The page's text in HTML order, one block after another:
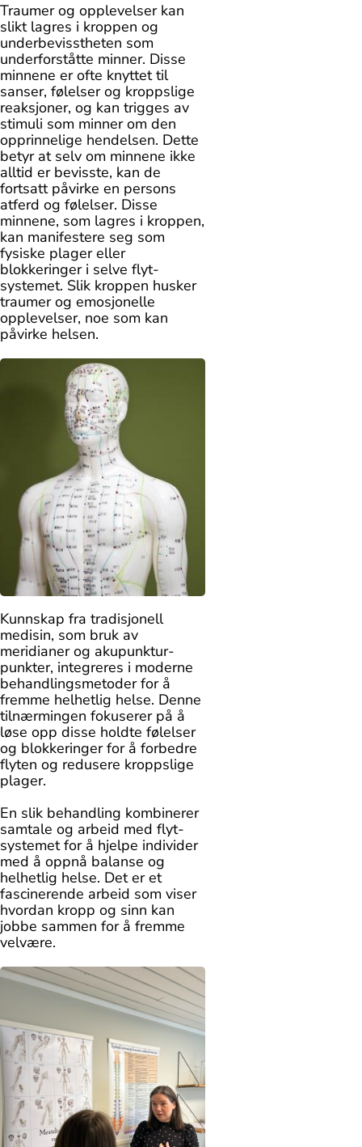
Traumer og opplevelser kan
slikt lagres i kroppen og
underbevisstheten som
underforståtte minner. Disse
minnene er ofte knyttet til
sanser, følelser og kroppslige
reaksjoner, og kan trigges av
stimuli som minner om den
opprinnelige hendelsen. Dette
betyr at selv om minnene ikke
alltid er bevisste, kan de
fortsatt påvirke en persons
atferd og følelser. Disse
minnene, som lagres i kroppen,
kan manifestere seg som
fysiske plager eller
blokkeringer i selve flyt-
systemet. Slik kroppen husker
traumer og emosjonelle
opplevelser, noe som kan
påvirke helsen.
Kunnskap fra tradisjonell
medisin, som bruk av
meridianer og akupunktur-
punkter, integreres i moderne
behandlingsmetoder for å
fremme helhetlig helse. Denne
tilnærmingen fokuserer på å
løse opp disse holdte følelser
og blokkeringer for å forbedre
flyten og redusere kroppslige
plager.
En slik behandling kombinerer
samtale og arbeid med flyt-
systemet for å hjelpe individer
med å oppnå balanse og
helhetlig helse. Det er et
fascinerende arbeid som viser
hvordan kropp og sinn kan
jobbe sammen for å fremme
velvære.